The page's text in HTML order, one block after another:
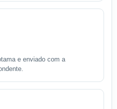
e enviado com a